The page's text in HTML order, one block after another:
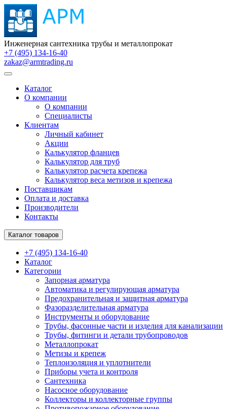
Инженерная сантехника трубы и металлопрокат
+7 (495) 134-16-40
zakaz@armtrading.ru
Каталог
О компании
О компании
Специалисты
Клиентам
Личный кабинет
Акции
Калькулятор фланцев
Калькулятор для труб
Калькулятор расчета крепежа
Калькулятор веса метизов и крепежа
Поставщикам
Оплата и доставка
Производители
Контакты
Каталог товаров
+7 (495) 134-16-40
Каталог
Категории
Запорная арматура
Автоматика и регулирующая арматура
Предохранительная и защитная арматура
Фазоразделительная арматура
Инструменты и оборудование
Трубы, фасонные части и изделия для канализации
Трубы, фитинги и детали трубопроводов
Металлопрокат
Метизы и крепеж
Теплоизоляция и уплотнители
Приборы учета и контроля
Сантехника
Насосное оборудование
Коллекторы и коллекторные группы